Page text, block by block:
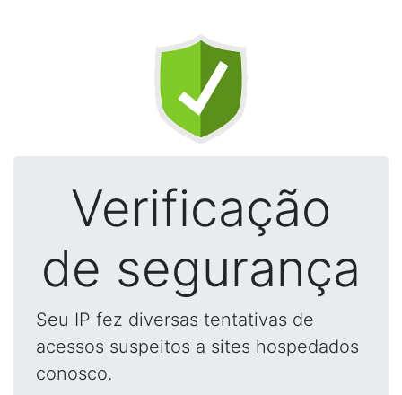
Verificação
de segurança
Seu IP fez diversas tentativas de
acessos suspeitos a sites hospedados
conosco.